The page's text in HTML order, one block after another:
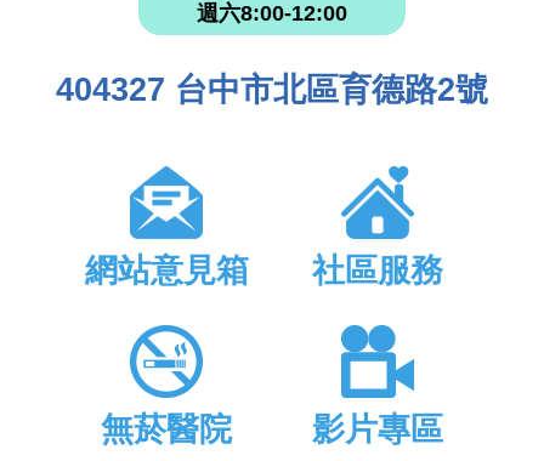
週六8:00-12:00
404327 台中市北區育德路2號
網站意見箱 社區服務
無菸醫院 影片專區